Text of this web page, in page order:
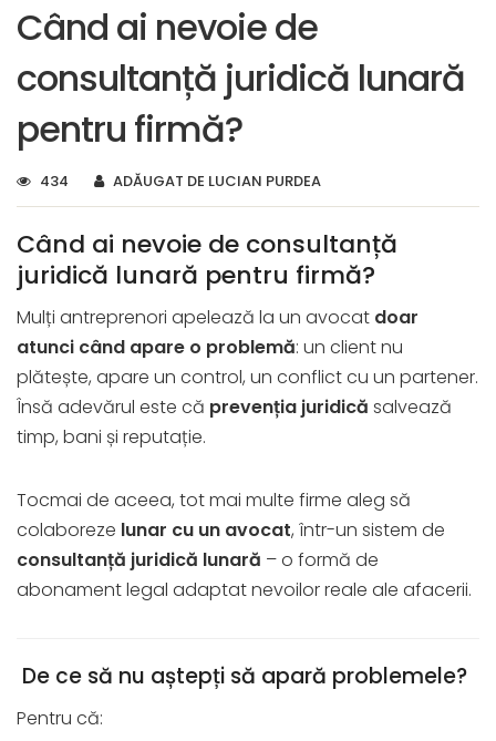
Când ai nevoie de
consultanță juridică lunară
pentru firmă?
434 ADĂUGAT DE LUCIAN PURDEA
Când ai nevoie de consultanță
juridică lunară pentru firmă?
Mulți antreprenori apelează la un avocat doar
atunci când apare o problemă: un client nu
plătește, apare un control, un conflict cu un partener.
Însă adevărul este că prevenția juridică salvează
timp, bani și reputație.
Tocmai de aceea, tot mai multe firme aleg să
colaboreze lunar cu un avocat, într-un sistem de
consultanță juridică lunară – o formă de
abonament legal adaptat nevoilor reale ale afacerii.
De ce să nu aștepți să apară problemele?
Pentru că: